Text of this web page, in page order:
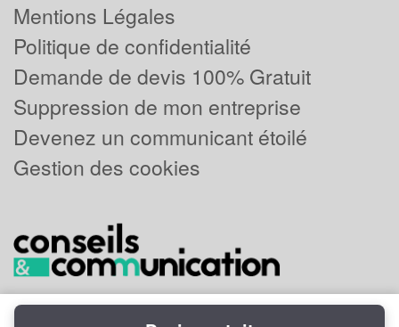
Mentions Légales
Politique de confidentialité
Demande de devis 100% Gratuit
Suppression de mon entreprise
Devenez un communicant étoilé
Gestion des cookies